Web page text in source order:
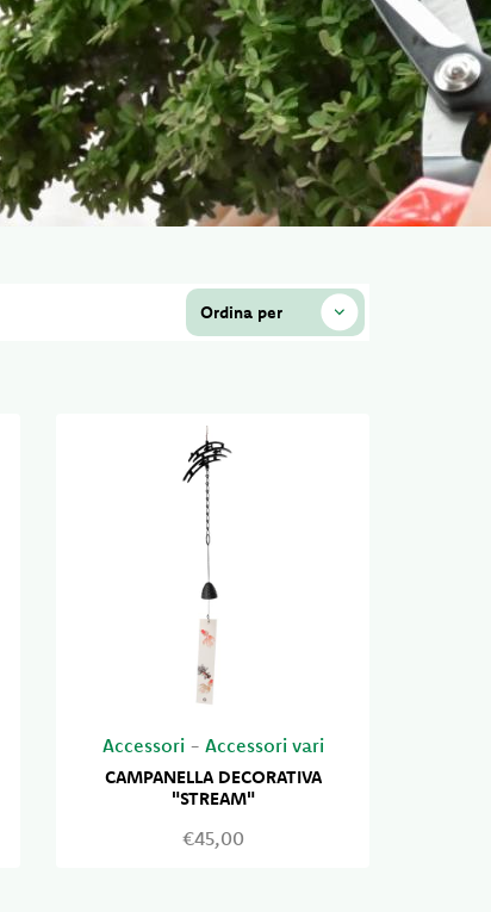
Accessori- Accessori vari
CAMPANELLA DECORATIVA
"STREAM"
€45,00